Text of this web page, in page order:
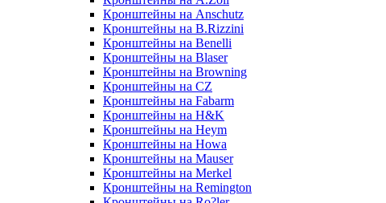
Кронштейны на Anschutz
Кронштейны на B.Rizzini
Кронштейны на Benelli
Кронштейны на Blaser
Кронштейны на Browning
Кронштейны на CZ
Кронштейны на Fabarm
Кронштейны на H&K
Кронштейны на Heym
Кронштейны на Howa
Кронштейны на Mauser
Кронштейны на Merkel
Кронштейны на Remington